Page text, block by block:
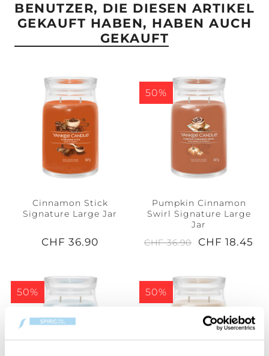
BENUTZER, DIE DIESEN ARTIKEL
GEKAUFT HABEN, HABEN AUCH
GEKAUFT
Cinnamon Stick
Signature Large Jar
CHF 36.90
50%
Pumpkin Cinnamon
Swirl Signature Large
Jar
CHF 36.90
CHF 18.45
50% 50%